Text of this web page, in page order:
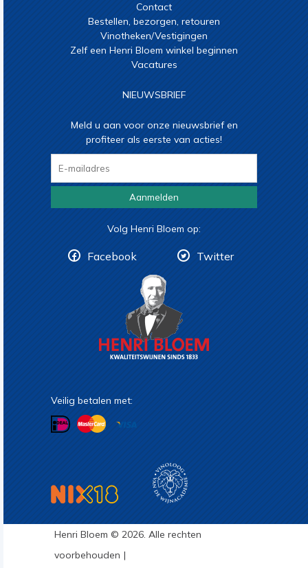
Contact
Bestellen, bezorgen, retouren
Vinotheken/Vestigingen
Zelf een Henri Bloem winkel beginnen
Vacatures
NIEUWSBRIEF
Meld u aan voor onze nieuwsbrief en
profiteer als eerste van acties!
Aanmelden
Volg Henri Bloem op:
Facebook Twitter
Veilig betalen met:
Henri Bloem © 2026. Alle rechten
voorbehouden